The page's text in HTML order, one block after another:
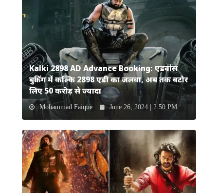
Kalki 2898 AD Advance Booking: एडवांस
बुकिंग में कल्कि 2898 एडी का जलवा, अब तक बटोर
लिए 50 करोड़ से ज्यादा
Mohammad Faique June 26, 2024 | 2:50 PM